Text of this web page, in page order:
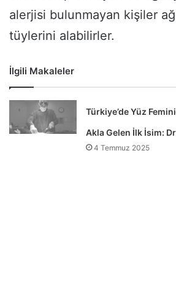
alerjisi bulunmayan kişiler
tüylerini alabilirler.
İlgili Makaleler
Türkiye’de Yüz
Akla Gelen İlk İsim:
4 Temmuz 2025